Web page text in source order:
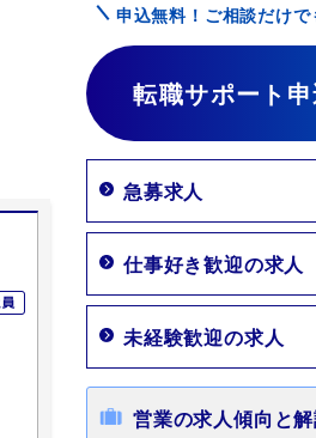
申込無料！ご相談だけで
転職サポート
急募求人
仕事好き歓迎の求人
未経験歓迎の求人
営業の求人傾向と